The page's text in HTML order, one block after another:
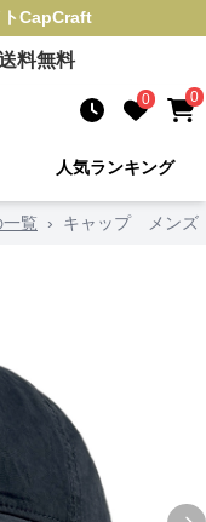
CapCraft
料無料
0 0
人気ランキング
覧 › キャップ メン